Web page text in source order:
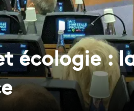
écologie :